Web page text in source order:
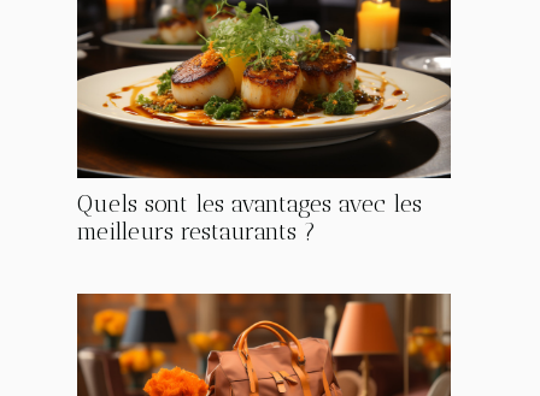
Quels sont les avantages avec les
meilleurs restaurants ?